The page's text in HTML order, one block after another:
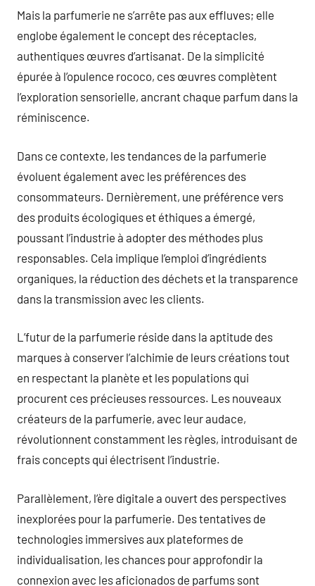
Mais la parfumerie ne s’arrête pas aux effluves; elle
englobe également le concept des réceptacles,
authentiques œuvres d’artisanat. De la simplicité
épurée à l’opulence rococo, ces œuvres complètent
l’exploration sensorielle, ancrant chaque parfum dans la
réminiscence.
Dans ce contexte, les tendances de la parfumerie
évoluent également avec les préférences des
consommateurs. Dernièrement, une préférence vers
des produits écologiques et éthiques a émergé,
poussant l’industrie à adopter des méthodes plus
responsables. Cela implique l’emploi d’ingrédients
organiques, la réduction des déchets et la transparence
dans la transmission avec les clients.
L’futur de la parfumerie réside dans la aptitude des
marques à conserver l’alchimie de leurs créations tout
en respectant la planète et les populations qui
procurent ces précieuses ressources. Les nouveaux
créateurs de la parfumerie, avec leur audace,
révolutionnent constamment les règles, introduisant de
frais concepts qui électrisent l’industrie.
Parallèlement, l’ère digitale a ouvert des perspectives
inexplorées pour la parfumerie. Des tentatives de
technologies immersives aux plateformes de
individualisation, les chances pour approfondir la
connexion avec les aficionados de parfums sont